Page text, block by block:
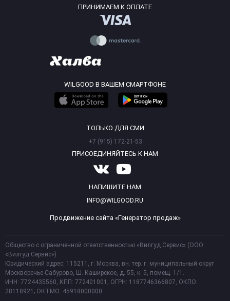
ПРИНИМАЕМ К ОПЛАТЕ
WILGOOD В ВАШЕМ СМАРТФОНЕ
ТОЛЬКО ДЛЯ СМИ
+7 (915) 172-21-53
ПРИСОЕДИНЯЙТЕСЬ К НАМ
НАПИШИТЕ НАМ
INFO@WILGOOD.RU
Продвижение сайта «Генератор продаж»
Общество с ограниченной ответственностью «Вилгуд Сервис» (ООО
«Вилгуд Сервис»)
Юридический адрес: 115211, г. Москва, вн. тер. г. муниципальный округ
Москворечье-Сабурово, Ш. Каширское, д. 55, к. 5, помещ. 1/1.
ИНН: 7724435560, КПП: 772401001, ОГРН: 1187746366807, ОКПО:
28118921; ОКТМО: 45918000000